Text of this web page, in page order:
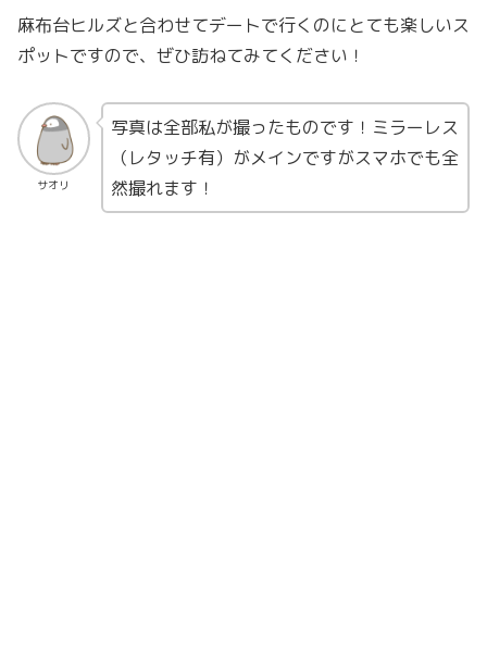
麻布台ヒルズと合わせてデートで行くのにとても楽しいス
ポットですので、ぜひ訪ねてみてください！
サオリ
写真は全部私が撮ったものです！ミラーレス
（レタッチ有）がメインですがスマホでも全
然撮れます！